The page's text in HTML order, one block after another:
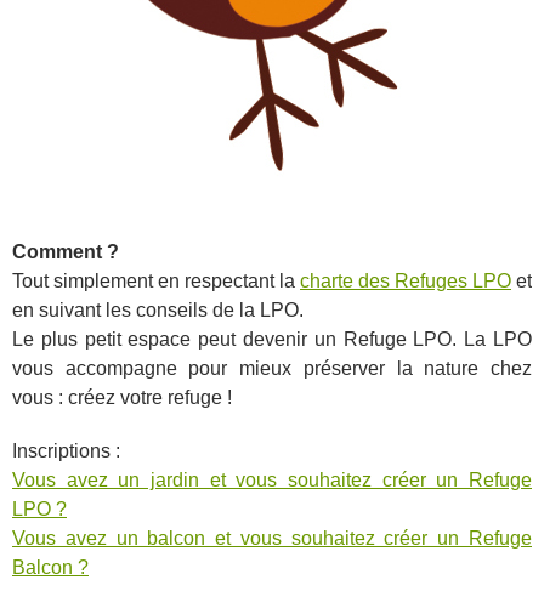
Comment ?
Tout simplement en respectant la charte des Refuges LPO et
en suivant les conseils de la LPO.
Le plus petit espace peut devenir un Refuge LPO. La LPO
vous accompagne pour mieux préserver la nature chez
vous : créez votre refuge !
Inscriptions :
Vous avez un jardin et vous souhaitez créer un Refuge
LPO ?
Vous avez un balcon et vous souhaitez créer un Refuge
Balcon ?